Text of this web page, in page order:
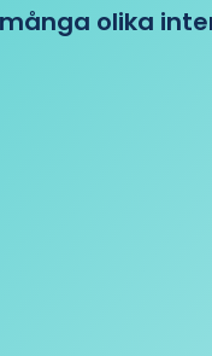
olika